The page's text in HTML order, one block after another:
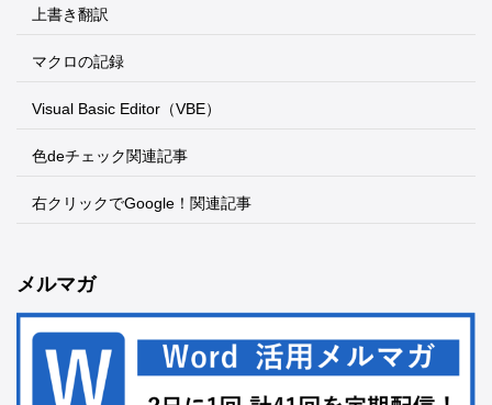
上書き翻訳
マクロの記録
Visual Basic Editor（VBE）
色deチェック関連記事
右クリックでGoogle！関連記事
メルマガ